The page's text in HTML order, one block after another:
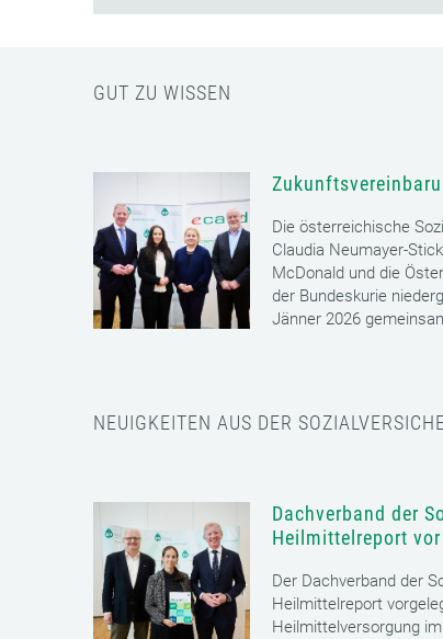
GUT ZU WISSEN
Die österreichische
Claudia Neumayer-
McDonald und die
der Bundeskurie
Jänner 2026
NEUIGKEITEN AUS DER
Dachverband der
Heilmittelreport vor
Der Dachverband der
Heilmittelreport
Heilmittelversorgung